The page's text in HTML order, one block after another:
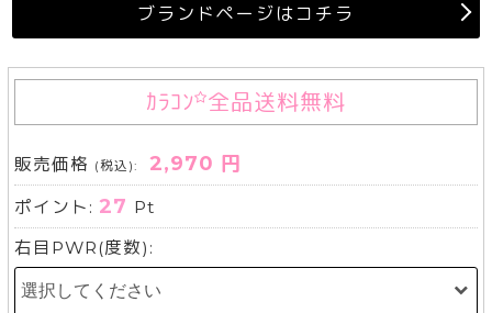
ブランドページはコチラ
ｶﾗｺﾝ 全品送料無料
販売価格 (税込): 2,970 円
ポイント: 27 Pt
右目PWR(度数):